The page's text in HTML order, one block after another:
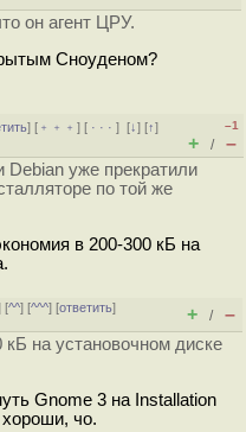
он агент ЦРУ.
Сноуденом?
] [ ﹢﹢﹢] [ · · ·][↓] [↑]
–1
+ / –
Debian уже прекратили
по той же
в 200-300 кБ на
[^^] [^^^] [ответить]
+ / –
на установочном диске
Gnome 3 на Installation
хороши, чо.